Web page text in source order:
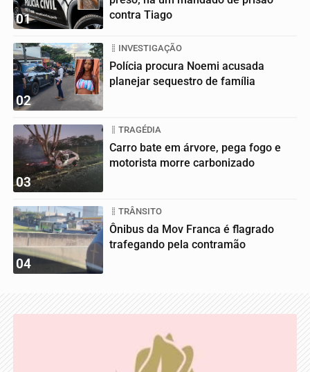
01
contra Tiago
02
INVESTIGAÇÃO
Polícia procura Noemi acusada
planejar sequestro de família
03
TRAGÉDIA
Carro bate em árvore, pega fogo e
motorista morre carbonizado
04
TRÂNSITO
Ônibus da Mov Franca é flagrado
trafegando pela contramão